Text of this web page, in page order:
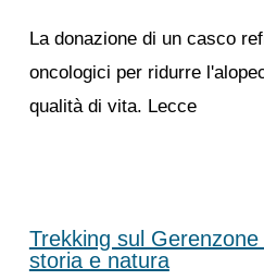
La donazione di un casco
oncologici per ridurre
qualità di vita. Lecce
Trekking sul
storia e natura